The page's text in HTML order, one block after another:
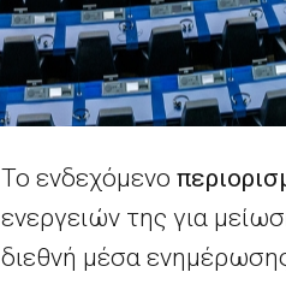
Το ενδεχόμενο
ενεργειών της για
διεθνή μέσα